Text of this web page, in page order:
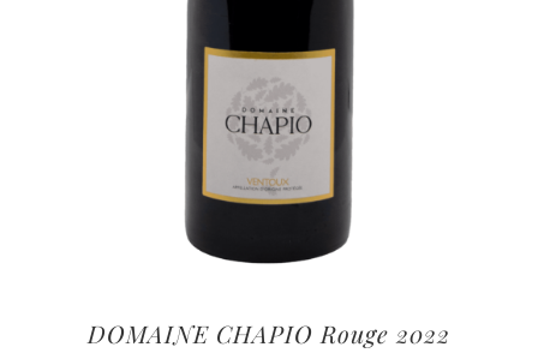
DOMAINE CHAPIO Rouge 2022